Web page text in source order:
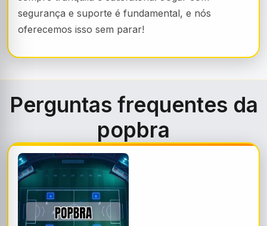
segurança e suporte é fundamental, e nós
oferecemos isso sem parar!
Perguntas frequentes da
popbra